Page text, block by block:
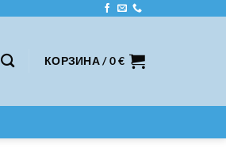
КОРЗИНА /0€